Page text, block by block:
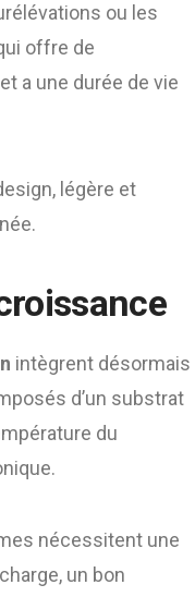
ou les
offre de
a une durée de vie
légère et
intègrent désormais
d’un substrat
du
nécessitent une
un bon